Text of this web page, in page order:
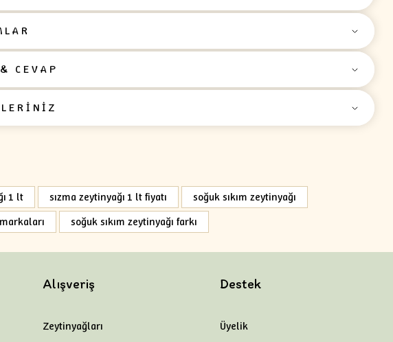
CEVAP
1 lt sızma zeytinyağı 1 lt fiyatı
soğuk sıkım zeytinyağı
soğuk sıkım zeytinyağı farkı
Alışveriş
Zeytinyağları
Destek
Üyelik